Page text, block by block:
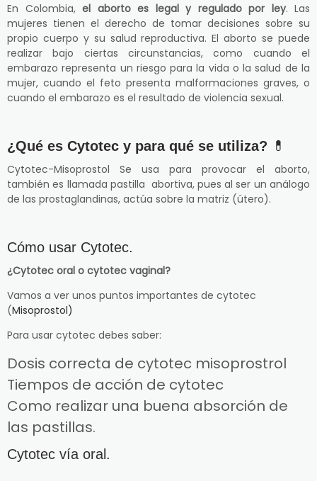
En Colombia, el aborto es legal y regulado por ley. Las
mujeres tienen el derecho de tomar decisiones sobre su
propio cuerpo y su salud reproductiva. El aborto se puede
realizar bajo ciertas circunstancias, como cuando el
embarazo representa un riesgo para la vida o la salud de la
mujer, cuando el feto presenta malformaciones graves, o
cuando el embarazo es el resultado de violencia sexual.
¿Qué es Cytotec y para qué se utiliza? 💊
Cytotec-Misoprostol Se usa para provocar el aborto,
también es llamada pastilla abortiva, pues al ser un análogo
de las prostaglandinas, actúa sobre la matriz (útero).
Cómo usar Cytotec.
¿Cytotec oral o cytotec vaginal?
Vamos a ver unos puntos importantes de cytotec
(Misoprostol)
Para usar cytotec debes saber:
Dosis correcta de cytotec misoprostrol
Tiempos de acción de cytotec
Como realizar una buena absorción de
las pastillas.
Cytotec vía oral.